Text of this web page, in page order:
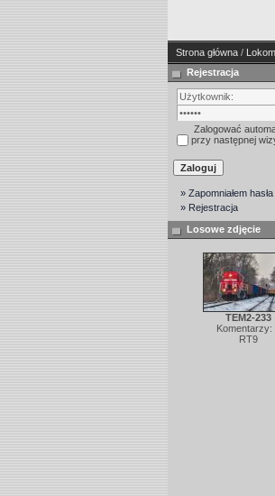
Strona główna/
Rejestracja
Zalogować
przy następnej
» Zapomniałem hasła
» Rejestracja
Losowe zdjęcie
TEM2-233
Komentarzy:
RT9